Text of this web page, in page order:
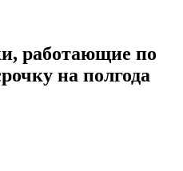
работающие по
на полгода